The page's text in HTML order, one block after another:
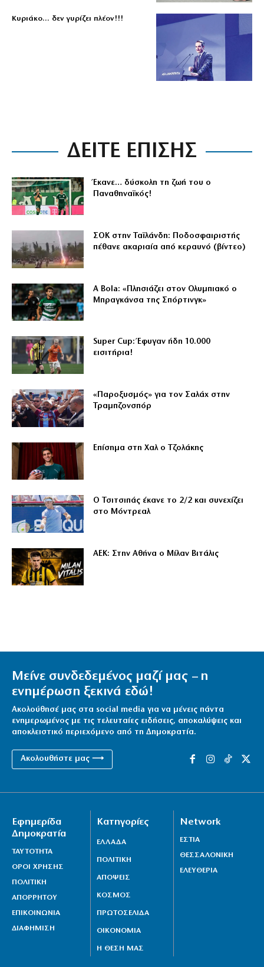
Κυριάκο… δεν γυρίζει πλέον!!!
ΔΕΙΤΕ ΕΠΙΣΗΣ
Έκανε… δύσκολη τη ζωή του ο
Παναθηναϊκός!
ΣΟΚ στην Ταϊλάνδη: Ποδοσφαιριστής
πέθανε ακαριαία από κεραυνό (βίντεο)
A Bola: «Πλησιάζει στον Ολυμπιακό ο
Μπραγκάνσα της Σπόρτινγκ»
Super Cup: Έφυγαν ήδη 10.000
εισιτήρια!
«Παροξυσμός» για τον Σαλάχ στην
Τραμπζονσπόρ
Επίσημα στη Χαλ ο Τζολάκης
Ο Τσιτσιπάς έκανε το 2/2 και συνεχίζει
στο Μόντρεαλ
ΑΕΚ: Στην Αθήνα ο Μίλαν Βιτάλις
Μείνε συνδεδεμένος μαζί μας – η
ενημέρωση ξεκινά εδώ!
Ακολούθησέ μας στα social media για να μένεις πάντα
ενημερωμένος με τις τελευταίες ειδήσεις, αποκαλύψεις και
αποκλειστικό περιεχόμενο από τη Δημοκρατία.
Ακολουθήστε μας ⟶
Εφημερίδα
Δημοκρατία
ΤΑΥΤΟΤΗΤΑ
ΟΡΟΙ ΧΡΗΣΗΣ
ΠΟΛΙΤΙΚΗ
ΑΠΟΡΡΗΤΟΥ
ΕΠΙΚΟΙΝΩΝΙΑ
ΔΙΑΦΗΜΙΣΗ
Κατηγορίες
ΕΛΛΑΔΑ
ΠΟΛΙΤΙΚΗ
ΑΠΟΨΕΙΣ
ΚΟΣΜΟΣ
ΠΡΩΤΟΣΕΛΙΔΑ
ΟΙΚΟΝΟΜΙΑ
Η ΘΕΣΗ ΜΑΣ
Network
ΕΣΤΙΑ
ΘΕΣΣΑΛΟΝΙΚΗ
ΕΛΕΥΘΕΡΙΑ